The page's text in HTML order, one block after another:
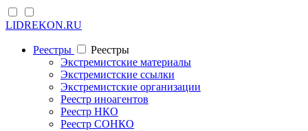
LIDREKON.RU
Реестры
Реестры
Экстремистские материалы
Экстремистские ссылки
Экстремистские организации
Реестр иноагентов
Реестр НКО
Реестр СОНКО